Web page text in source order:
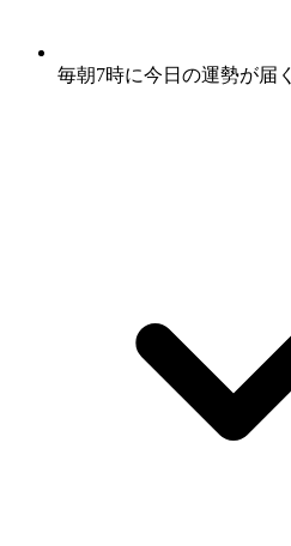
毎朝7時に今日の運勢が届く